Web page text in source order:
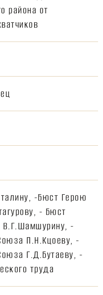
района от
-Бюст Герою
- Бюст
В.Г.Шамшурину, -
П.Н.Кцоеву, -
Г.Д.Бутаеву, -
труда